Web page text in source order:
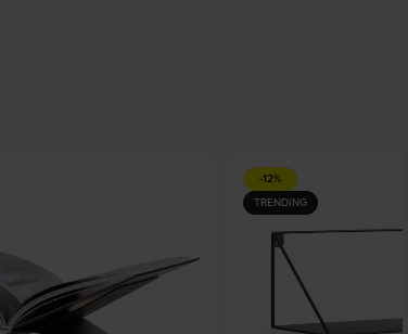
-12%
TRENDING